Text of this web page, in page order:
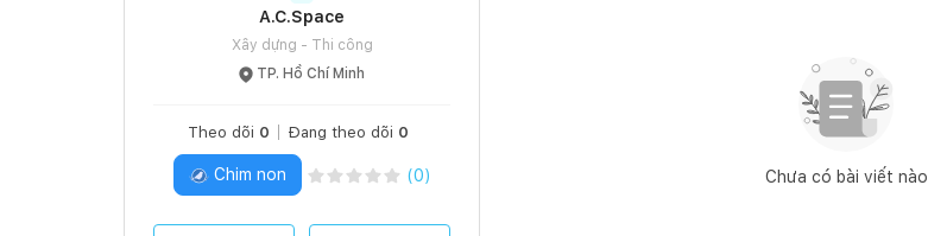
A.C.Space
Xây dựng - Thi công
TP. Hồ Chí Minh
Theo dõi 0 Đang theo dõi 0
Chim non (0) Chưa có bài viết nào